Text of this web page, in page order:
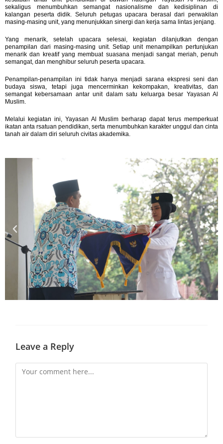
sekaligus menumbuhkan semangat nasionalisme dan kedisiplinan di
kalangan peserta didik. Seluruh petugas upacara berasal dari perwakilan
masing-masing unit, yang menunjukkan sinergi dan kerja sama lintas jenjang.
Yang menarik, setelah upacara selesai, kegiatan dilanjutkan dengan
penampilan dari masing-masing unit. Setiap unit menampilkan pertunjukan
menarik dan kreatif yang membuat suasana menjadi sangat meriah, penuh
semangat, dan menghibur seluruh peserta upacara.
Penampilan-penampilan ini tidak hanya menjadi sarana ekspresi seni dan
budaya siswa, tetapi juga mencerminkan kekompakan, kreativitas, dan
semangat kebersamaan antar unit dalam satu keluarga besar Yayasan Al
Muslim.
Melalui kegiatan ini, Yayasan Al Muslim berharap dapat terus memperkuat
ikatan anta rsatuan pendidikan, serta menumbuhkan karakter unggul dan cinta
tanah air dalam diri seluruh civitas akademika.
Leave a Reply